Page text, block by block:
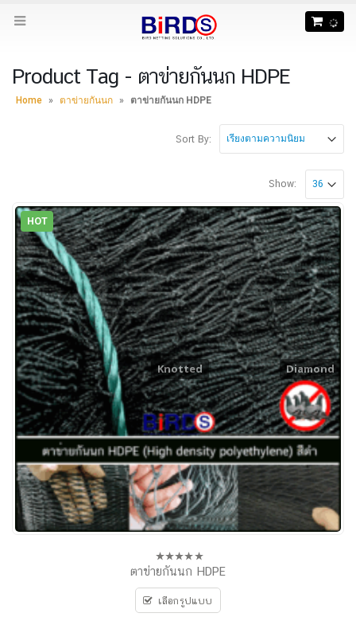
Product Tag - ตาข่ายกันนก HDPE
Home » ตาข่ายกันนก » ตาข่ายกันนก HDPE
Sort By:
Show:
HOT
Diamond
Knotted
0
5
ตาข่ายกันนก HDPE
เลือกรูปแบบ